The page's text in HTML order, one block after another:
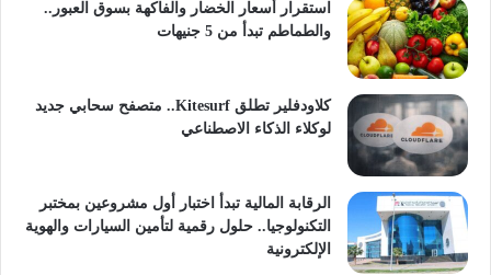
استقرار أسعار الخضار والفاكهة بسوق العبور..
والطماطم تبدأ من 5 جنيهات
كلاودفلير تطلق Kitesurf.. متصفح سحابي جديد
لوكلاء الذكاء الاصطناعي
الرقابة المالية تبدأ اختبار أول مشروعين بمختبر
التكنولوجيا.. حلول رقمية لتأمين السيارات والهوية
الإلكترونية